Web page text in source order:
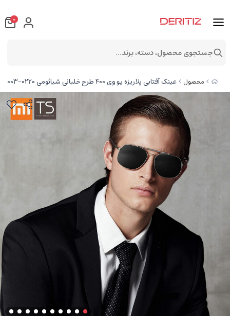
محصول عینک آفتابی پلاریزه یو وی 400 طرح خلبانی شیائومی ST003-0220
0
جستجوی محصول، دسته، برند...